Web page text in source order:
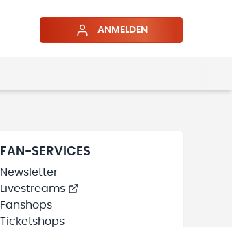
ANMELDEN
WIRD GELADEN
FAN-SERVICES
Newsletter
Livestreams
Fanshops
Ticketshops